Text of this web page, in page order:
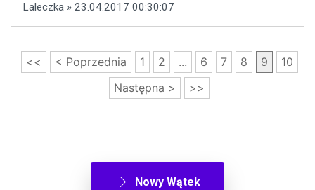
Laleczka » 23.04.2017 00:30:07
<< < Poprzednia 1 2 ... 6 7 8 9
10
Następna >
>>
Nowy Wątek